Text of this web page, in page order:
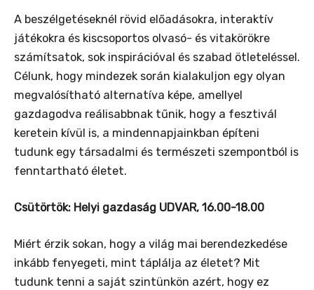
A beszélgetéseknél rövid előadásokra, interaktív
játékokra és kiscsoportos olvasó- és vitakörökre
számítsatok, sok inspirációval és szabad ötleteléssel.
Célunk, hogy mindezek során kialakuljon egy olyan
megvalósítható alternatíva képe, amellyel
gazdagodva reálisabbnak tűnik, hogy a fesztivál
keretein kívül is, a mindennapjainkban építeni
tudunk egy társadalmi és természeti szempontból is
fenntartható életet.
Csütörtök: Helyi gazdaság UDVAR, 16.00-18.00
Miért érzik sokan, hogy a világ mai berendezkedése
inkább fenyegeti, mint táplálja az életet? Mit
tudunk tenni a saját szintünkön azért, hogy ez